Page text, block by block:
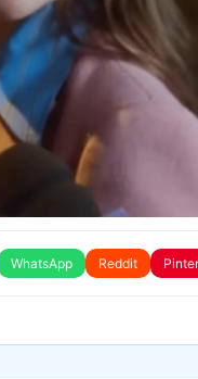
WhatsApp Reddit